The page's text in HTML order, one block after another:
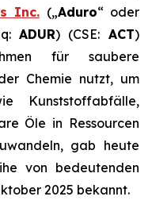
Inc. („Aduro“ oder
ADUR) (CSE: ACT)
für saubere
Chemie nutzt, um
Kunststoffabfälle,
Öle in Ressourcen
gab heute
von bedeutenden
2025 bekannt.